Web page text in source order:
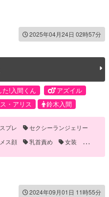
2025年04月24日 02時57分
た!入間くん
アズイル
・アリス
鈴木入間
プレ
セクシーランジェリー
メス顔 乳首責め
女装
手マン 騎乗位
2024年09月01日 11時55分